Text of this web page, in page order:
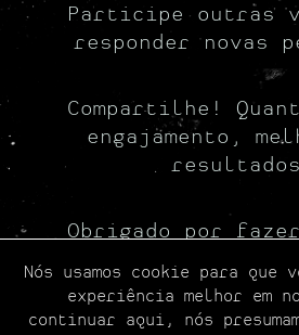
Participe outras
responder novas
Compartilhe!
engajamento,
Obrigado por
Peoplestrology.
Nós usamos cookie para que
experiência melhor em
continuar aqui, nós